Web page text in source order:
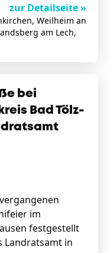
zur Detailseite »
Weilheim an
am Lech,
bei
Bad Tölz-
im
festgestellt
Landratsamt in